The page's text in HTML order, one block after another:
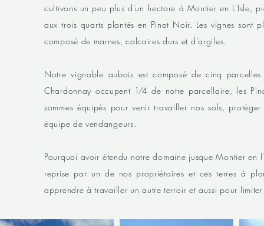
cultivons un peu plus d'un hectare à Montier en L'Isle,
aux trois quarts plantés en Pinot Noir. Les vignes sont
composé de marnes, calcaires durs et d’argiles.
Notre vignoble aubois est composé de cinq
Chardonnay occupent 1⁄4 de notre parcellaire, les
sommes équipés pour venir travailler nos sols,
équipe de vendangeurs.
Pourquoi avoir étendu notre domaine jusque Montier
reprise par un de nos propriétaires et ces terres à
apprendre à travailler un autre terroir et aussi pour